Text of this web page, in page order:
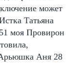
может
Татьяна
моя Провирон
Аня 28